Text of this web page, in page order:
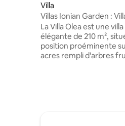
Villa
Villas Ionian Garden :
La Villa Olea est une
élégante de 210 m²,
position proéminente
acres rempli d'arbres
pierre de 350 m²